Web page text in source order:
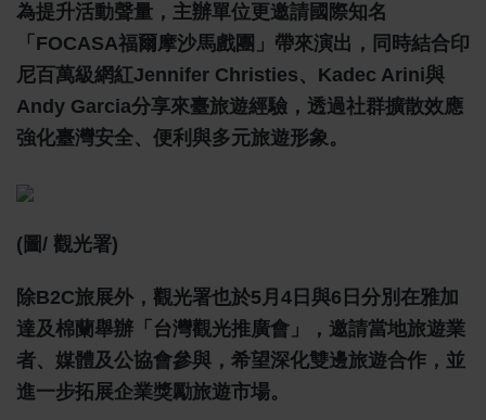
為提升活動聲量，主辦單位更邀請國際知名
「FOCASA福爾摩沙馬戲團」帶來演出，同時結合印
尼百萬級網紅Jennifer Christies、Kadec Arini與
Andy Garcia分享來臺旅遊經驗，透過社群擴散效應
強化臺灣安全、便利與多元旅遊形象。
(圖/ 觀光署)
除B2C旅展外，觀光署也於5月4日與6日分別在雅加
達及棉蘭舉辦「台灣觀光推廣會」，邀請當地旅遊業
者、媒體及公協會參與，希望深化雙邊旅遊合作，並
進一步拓展企業獎勵旅遊市場。